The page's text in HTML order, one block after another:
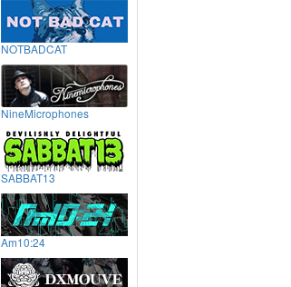
NOTBADCAT
NineMicrophones
SABBAT13
Am10:24